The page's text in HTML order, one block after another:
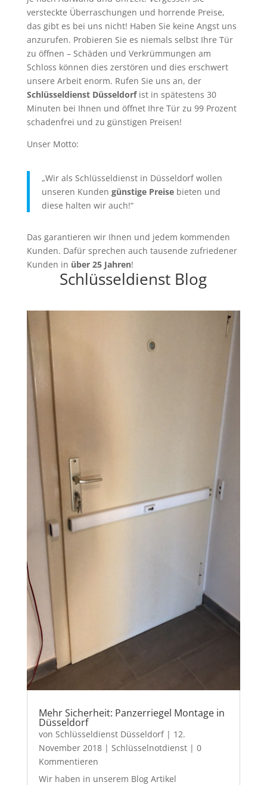
versteckte Überraschungen und horrende Preise,
das gibt es bei uns nicht! Haben Sie keine Angst uns
anzurufen. Probieren Sie es niemals selbst Ihre Tür
zu öffnen – Schäden und Verkrümmungen am
Schloss können dies zerstören und dies erschwert
unsere Arbeit enorm. Rufen Sie uns an, der
Schlüsseldienst Düsseldorfist in spätestens 30
Minuten bei Ihnen und öffnet Ihre Tür zu 99 Prozent
schadenfrei und zu günstigen Preisen!
Unser Motto:
„Wir als Schlüsseldienst in Düsseldorf wollen
unseren Kunden günstige Preisebieten und
diese halten wir auch!“
Das garantieren wir Ihnen und jedem kommenden
Kunden. Dafür sprechen auch tausende zufriedener
Kunden in über 25 Jahren!
Schlüsseldienst Blog
Mehr Sicherheit: Panzerriegel Montage in
Düsseldorf
von Schlüsseldienst Düsseldorf| 12.
November 2018| Schlüsselnotdienst| 0
Kommentieren
Wir haben in unserem Blog Artikel